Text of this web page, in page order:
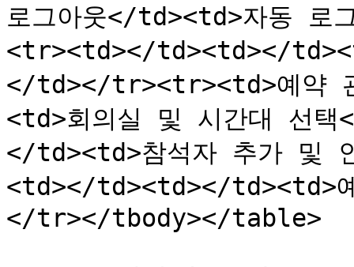
로그아웃</td><td>자동
<tr><td></td><td></
</td></tr><tr><td>예약
<td>회의실 및 시간대 선
</td><td>참석자 추가 및
<td></td><td></td><td>
</tr></tbody></table>